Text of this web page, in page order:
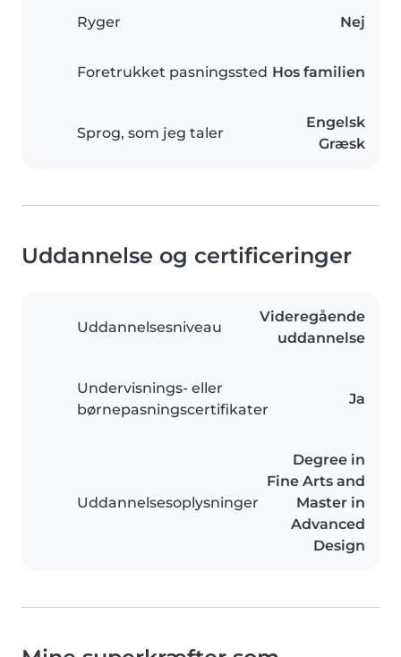
Ryger Nej
Foretrukket pasningssted Hos familien
Sprog, som jeg taler
Engelsk
Græsk
Uddannelse og certificeringer
Uddannelsesniveau
Videregående
uddannelse
Undervisnings- eller
børnepasningscertifikater
Ja
Uddannelsesoplysninger
Degree in
Fine Arts and
Master in
Advanced
Design